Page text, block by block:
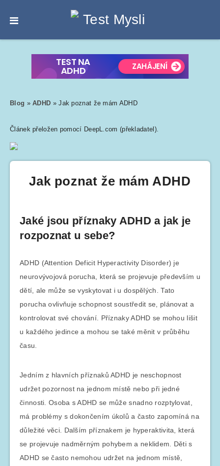
Blog »ADHD »Jak poznat že mám ADHD
Článek přeložen pomocí DeepL.com (překladatel).
Jak poznat že mám ADHD
Jaké jsou příznaky ADHD a jak je
rozpoznat u sebe?
ADHD (Attention Deficit Hyperactivity Disorder) je
neurovývojová porucha, která se projevuje především u
dětí, ale může se vyskytovat i u dospělých. Tato
porucha ovlivňuje schopnost soustředit se, plánovat a
kontrolovat své chování. Příznaky ADHD se mohou lišit
u každého jedince a mohou se také měnit v průběhu
času.
Jedním z hlavních příznaků ADHD je neschopnost
udržet pozornost na jednom místě nebo při jedné
činnosti. Osoba s ADHD se může snadno rozptylovat,
má problémy s dokončením úkolů a často zapomíná na
důležité věci. Dalším příznakem je hyperaktivita, která
se projevuje nadměrným pohybem a neklidem. Děti s
ADHD se často nemohou udržet na jednom místě,